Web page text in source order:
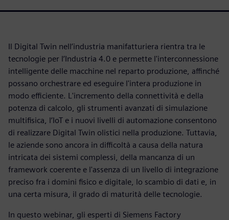
Il Digital Twin nell’industria manifatturiera rientra tra le
tecnologie per l’Industria 4.0 e permette l'interconnessione
intelligente delle macchine nel reparto produzione, affinché
possano orchestrare ed eseguire l'intera produzione in
modo efficiente. L'incremento della connettività e della
potenza di calcolo, gli strumenti avanzati di simulazione
multifisica, l’IoT e i nuovi livelli di automazione consentono
di realizzare Digital Twin olistici nella produzione. Tuttavia,
le aziende sono ancora in difficoltà a causa della natura
intricata dei sistemi complessi, della mancanza di un
framework coerente e l'assenza di un livello di integrazione
preciso fra i domini fisico e digitale, lo scambio di dati e, in
una certa misura, il grado di maturità delle tecnologie.
In questo webinar, gli esperti di Siemens Factory